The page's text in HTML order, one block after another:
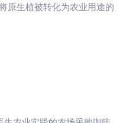
原生植被转化为农业用途的